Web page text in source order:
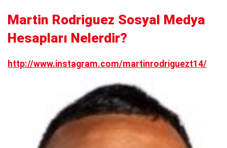
Martin Rodriguez Sosyal Medya
Hesapları Nelerdir?
http://www.instagram.com/martinrodriguezt14/